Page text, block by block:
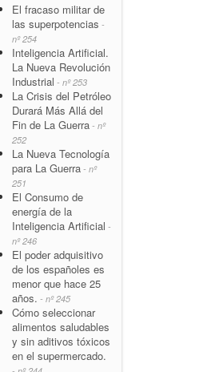
El fracaso militar de
las superpotencias -
nº 254
Inteligencia Artificial.
La Nueva Revolución
Industrial - nº 253
La Crisis del Petróleo
Durará Más Allá del
Fin de La Guerra - nº
252
La Nueva Tecnología
para La Guerra - nº
251
El Consumo de
energía de la
Inteligencia Artificial -
nº 246
El poder adquisitivo
de los españoles es
menor que hace 25
años. - nº 245
Cómo seleccionar
alimentos saludables
y sin aditivos tóxicos
en el supermercado.